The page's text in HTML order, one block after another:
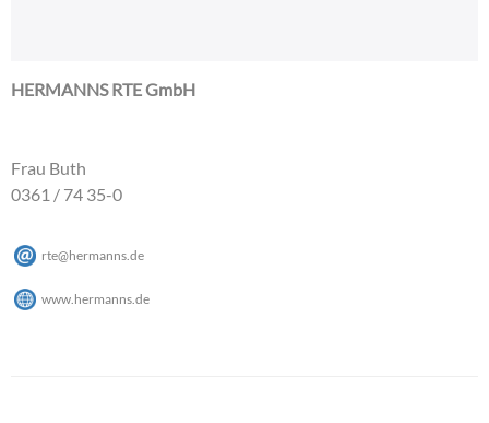
HERMANNS RTE GmbH
Frau Buth
0361 / 74 35-0
rte@hermanns.de
www.hermanns.de